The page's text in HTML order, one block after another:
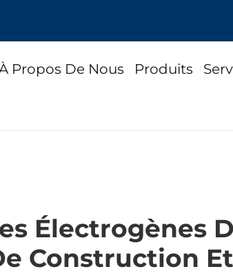
Propos De Nous Produits
Électrogènes
Construction